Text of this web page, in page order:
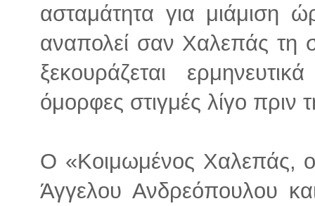
ασταμάτητα για μιάμιση
αναπολεί σαν Χαλεπάς τη
ξεκουράζεται
όμορφες στιγμές λίγο
Ο «Κοιμωμένος Χαλεπάς,
Άγγελου Ανδρεόπουλου